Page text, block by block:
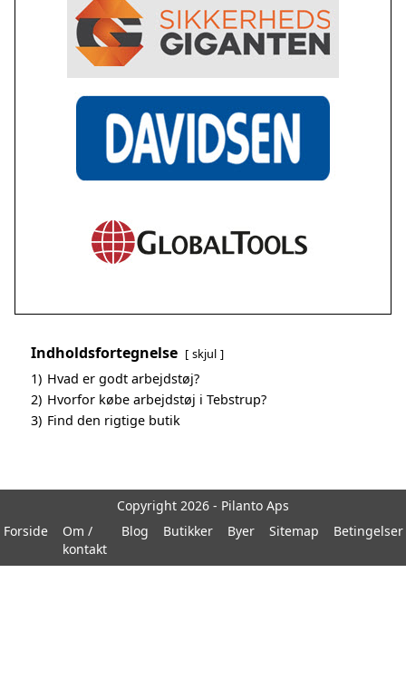
Indholdsfortegnelse skjul
1) Hvad er godt arbejdstøj?
2) Hvorfor købe arbejdstøj i Tebstrup?
3) Find den rigtige butik
Copyright 2026 - Pilanto Aps
Forside
Om /
kontakt
Blog Butikker Byer Sitemap Betingelser